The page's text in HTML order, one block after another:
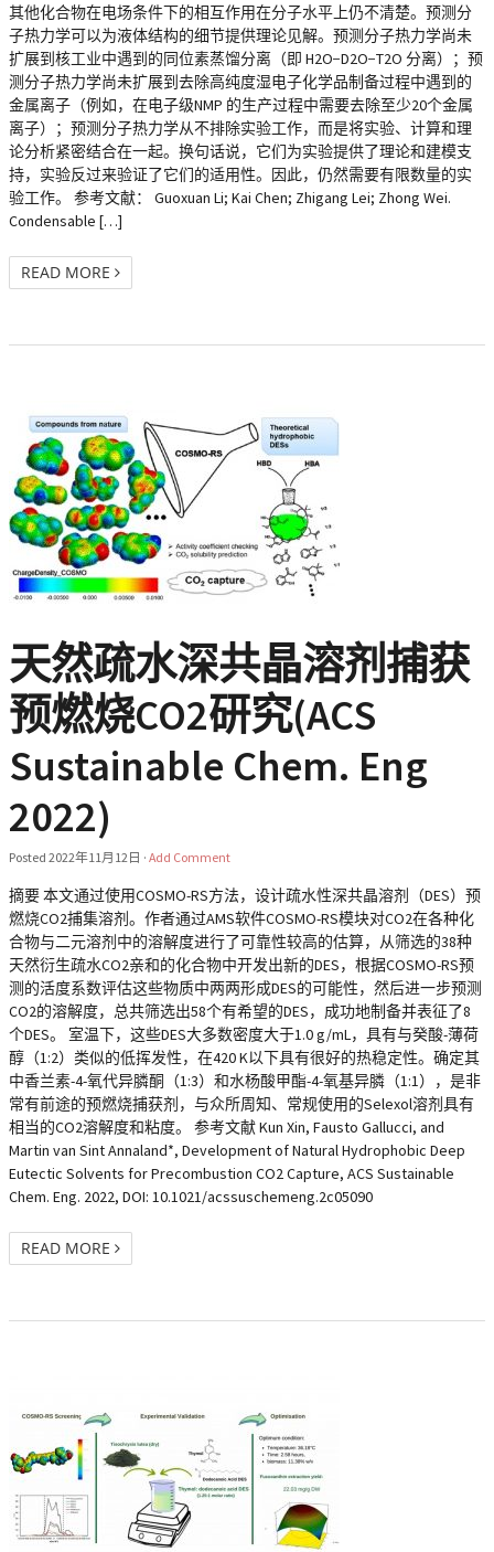
其他化合物在电场条件下的相互作用在分子水平上仍不清楚。预测分
子热力学可以为液体结构的细节提供理论见解。预测分子热力学尚未
扩展到核工业中遇到的同位素蒸馏分离（即 H2O−D2O−T2O 分离）；预
测分子热力学尚未扩展到去除高纯度湿电子化学品制备过程中遇到的
金属离子（例如，在电子级NMP 的生产过程中需要去除至少20个金属
离子）；预测分子热力学从不排除实验工作，而是将实验、计算和理
论分析紧密结合在一起。换句话说，它们为实验提供了理论和建模支
持，实验反过来验证了它们的适用性。因此，仍然需要有限数量的实
验工作。 参考文献： Guoxuan Li; Kai Chen; Zhigang Lei; Zhong Wei.
Condensable […]
READ MORE
天然疏水深共晶溶剂捕获
预燃烧CO2研究(ACS
Sustainable Chem. Eng
2022)
Posted 2022年11月12日 · Add Comment
摘要 本文通过使用COSMO-RS方法，设计疏水性深共晶溶剂（DES）预
燃烧CO2捕集溶剂。作者通过AMS软件COSMO-RS模块对CO2在各种化
合物与二元溶剂中的溶解度进行了可靠性较高的估算，从筛选的38种
天然衍生疏水CO2亲和的化合物中开发出新的DES，根据COSMO-RS预
测的活度系数评估这些物质中两两形成DES的可能性，然后进一步预测
CO2的溶解度，总共筛选出58个有希望的DES，成功地制备并表征了8
个DES。 室温下，这些DES大多数密度大于1.0 g/mL，具有与癸酸-薄荷
醇（1:2）类似的低挥发性，在420 K以下具有很好的热稳定性。确定其
中香兰素-4-氧代异膦酮（1:3）和水杨酸甲酯-4-氧基异膦（1:1），是非
常有前途的预燃烧捕获剂，与众所周知、常规使用的Selexol溶剂具有
相当的CO2溶解度和粘度。 参考文献 Kun Xin, Fausto Gallucci, and
Martin van Sint Annaland*, Development of Natural Hydrophobic Deep
Eutectic Solvents for Precombustion CO2 Capture, ACS Sustainable
Chem. Eng. 2022, DOI: 10.1021/acssuschemeng.2c05090
READ MORE